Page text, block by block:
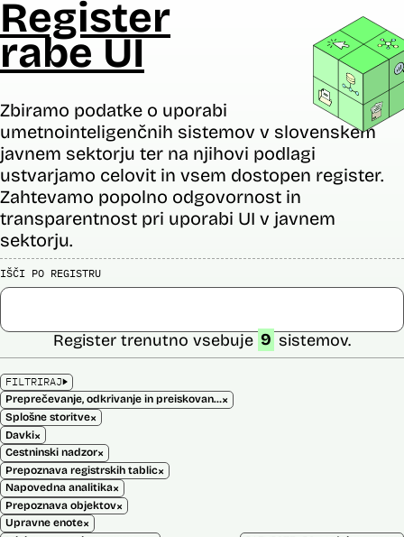
Register
rabe UI
Zbiramo podatke o uporabi
umetnointeligenčnih sistemov v slovenskem
javnem sektorju ter na njihovi podlagi
ustvarjamo celovit in vsem dostopen register.
Zahtevamo popolno odgovornost in
transparentnost pri uporabi UI v javnem
sektorju.
IŠČI PO REGISTRU
FILTRIRAJ
Preprečevanje, odkrivanje in preiskovanje kaznivih dejanj×
Splošne storitve×
Davki×
Cestninski nadzor×
Prepoznava registrskih tablic×
Napovedna analitika×
Prepoznava objektov×
Upravne enote×
Register trenutno vsebuje 9 sistemov.